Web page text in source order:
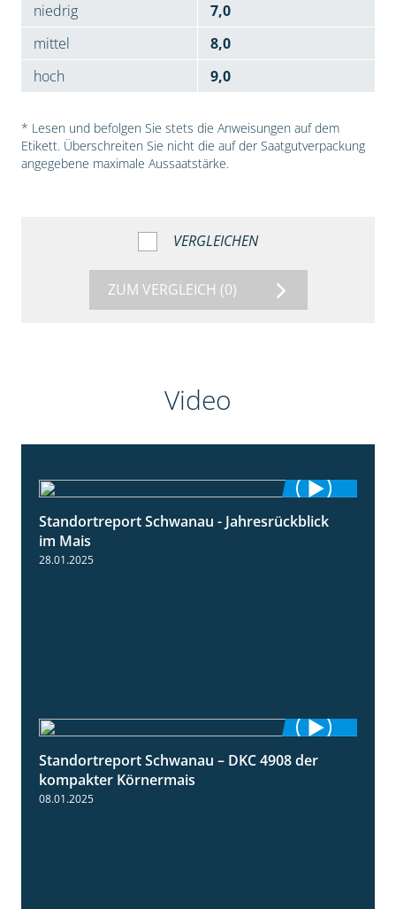
niedrig
7,0
mittel
8,0
hoch
9,0
* Lesen und befolgen Sie stets die Anweisungen auf dem
Etikett. Überschreiten Sie nicht die auf der Saatgutverpackung
angegebene maximale Aussaatstärke.
VERGLEICHEN
ZUM VERGLEICH (0)
Video
4:25
Standortreport Schwanau - Jahresrückblick
im Mais
28.01.2025
1:18
Standortreport Schwanau – DKC 4908 der
kompakter Körnermais
08.01.2025